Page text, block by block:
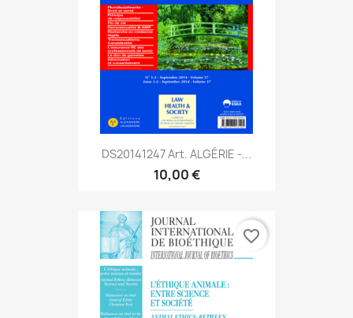
DS20141247 Art. ALGÉRIE -...
10,00 €
favorite_border